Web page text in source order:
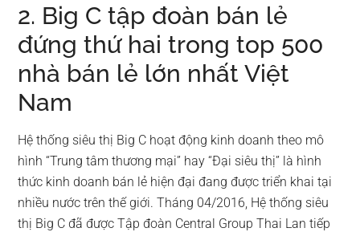
2. Big C tập đoàn bán lẻ
đứng thứ hai trong top 500
nhà bán lẻ lớn nhất Việt
Nam
Hệ thống siêu thị Big C hoạt động kinh doanh theo mô
hình “Trung tâm thương mại” hay “Đại siêu thị” là hình
thức kinh doanh bán lẻ hiện đại đang được triển khai tại
nhiều nước trên thế giới. Tháng 04/2016, Hệ thống siêu
thị Big C đã được Tập đoàn Central Group Thai Lan tiếp